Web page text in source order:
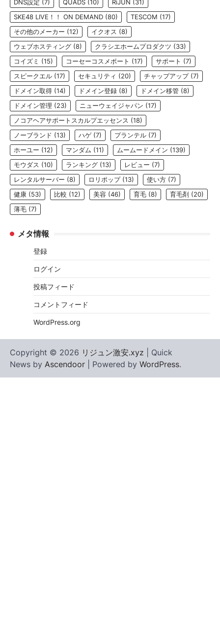
DNS設定 (7) QUADS (10) RiJUN (31)
SKE48 LIVE！！ ON DEMAND (80) TESCOM (17)
その他のメーカー (12) イクオス (8)
ウェブホスティング (8) クラシエホームプロダクツ (33)
コイズミ (15) コーセーコスメポート (17) サポート (7)
スピークエル (17) セキュリティ (20) チャップアップ(7)
ドメイン取得 (14) ドメイン登録 (8) ドメイン移管 (8)
ドメイン管理 (23) ニューウェイジャパン (17)
ノコアヘアサポートスカルプエッセンス (18)
ノーブランド (13) ハゲ (7) プランテル (7)
ホーユー (12) マンダム (11) ムームードメイン (139)
モウダス (10) ランキング (13) レビュー (7)
レンタルサーバー (8) ロリポップ(13) 使い方 (7)
健康 (53) 比較 (12) 美容 (46) 育毛 (8) 育毛剤 (20)
薄毛 (7)
メタ情報
登録
ログイン
投稿フィード
コメントフィード
WordPress.org
Copyright © 2026 リジュン激安.xyz | Quick
News by Ascendoor | Powered by WordPress.